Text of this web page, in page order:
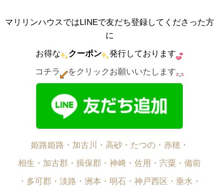
マリリンハウスではLINEで友だち登録してくださった方
に
お得な
クーポン
発行しております
コチラ
をクリックお願いいたします
姫路姫路・加古川・高砂・たつの・赤穂・
相生・加古郡・揖保郡・神﨑・佐用・宍粟・備前
・多可郡・淡路・洲本・明石・神戸西区・垂水・